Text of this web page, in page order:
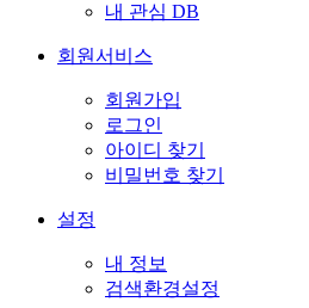
내 관심 DB
회원서비스
회원가입
로그인
아이디 찾기
비밀번호 찾기
설정
내 정보
검색환경설정